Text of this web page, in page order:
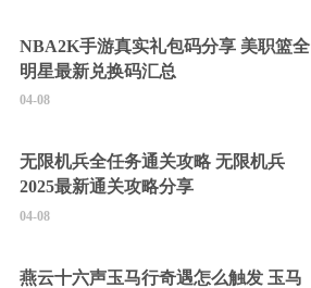
NBA2K手游真实礼包码分享 美职篮全
明星最新兑换码汇总
04-08
无限机兵全任务通关攻略 无限机兵
2025最新通关攻略分享
04-08
燕云十六声玉马行奇遇怎么触发 玉马